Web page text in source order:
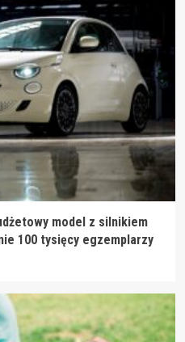
model z silnikiem
100 tysięcy egzemplarzy